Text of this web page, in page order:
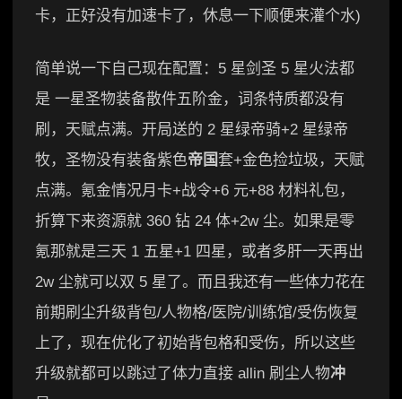
卡，正好没有加速卡了，休息一下顺便来灌个水)
简单说一下自己现在配置：5 星剑圣 5 星火法都
是 一星圣物装备散件五阶金，词条特质都没有
刷，天赋点满。开局送的 2 星绿帝骑+2 星绿帝
牧，圣物没有装备紫色帝国套+金色捡垃圾，天赋
点满。氪金情况月卡+战令+6 元+88 材料礼包，
折算下来资源就 360 钻 24 体+2w 尘。如果是零
氪那就是三天 1 五星+1 四星，或者多肝一天再出
2w 尘就可以双 5 星了。而且我还有一些体力花在
前期刷尘升级背包/人物格/医院/训练馆/受伤恢复
上了，现在优化了初始背包格和受伤，所以这些
升级就都可以跳过了体力直接 allin 刷尘人物冲